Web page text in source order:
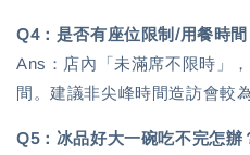
Q4：是否有座位限制/用餐時間
Ans：店內「未滿席不限時」
間。建議非尖峰時間造訪會較
Q5：冰品好大一碗吃不完怎辦